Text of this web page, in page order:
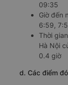
09:35
Giờ đến
6:59,
Thời
Hà Nội
0.4 giờ
d. Các điểm